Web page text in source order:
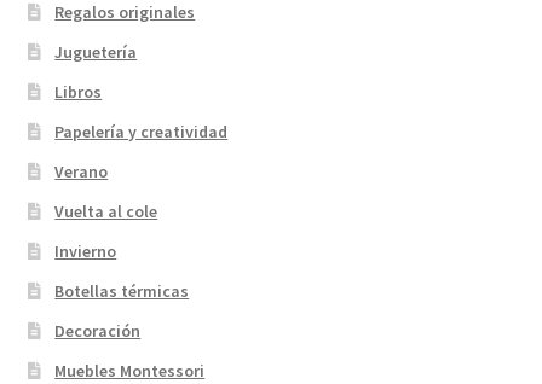
Regalos originales
Juguetería
Libros
Papelería y creatividad
Verano
Vuelta al cole
Invierno
Botellas térmicas
Decoración
Muebles Montessori